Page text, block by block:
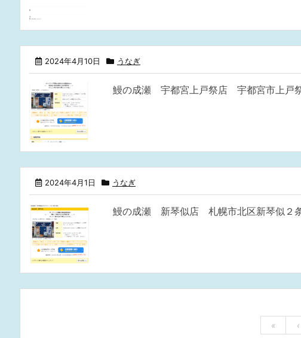
2024年4月10日 うなぎ
鰻の成瀬 宇都宮上戸祭店 宇都宮市上戸
2024年4月1日 うなぎ
鰻の成瀬 新琴似店 札幌市北区新琴似２
« ‹